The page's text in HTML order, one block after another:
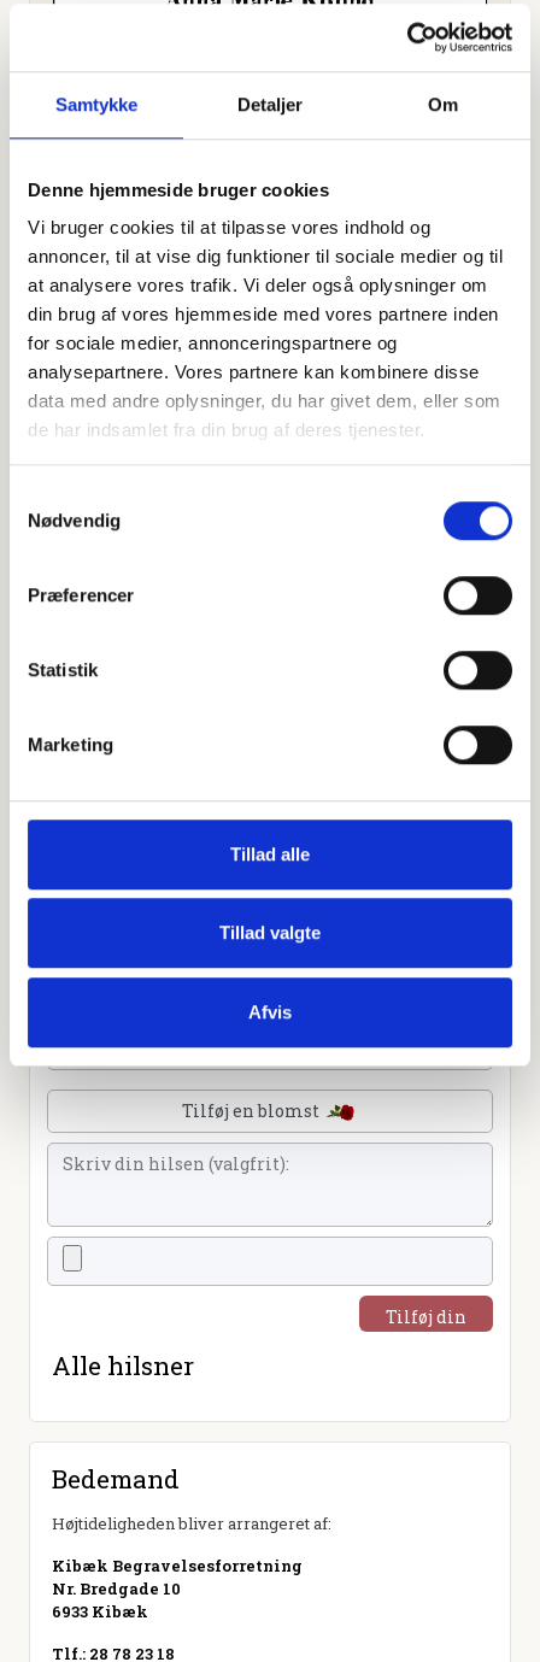
Samtykke Detaljer Om
Denne hjemmeside bruger cookies
Vi bruger cookies til at tilpasse vores indhold og
annoncer, til at vise dig funktioner til sociale medier og til
at analysere vores trafik. Vi deler også oplysninger om
din brug af vores hjemmeside med vores partnere inden
for sociale medier, annonceringspartnere og
analysepartnere. Vores partnere kan kombinere disse
data med andre oplysninger, du har givet dem, eller som
de har indsamlet fra din brug af deres tjenester.
Nødvendig
Præferencer
Statistik
Marketing
Tillad alle
Tillad valgte
Afvis
Offentligtgjort i Herning Folkeblad d. 24. marts 2023
Højtideligheden
Torsdag
d. 30. marts 2023 kl. 13.00
Assing Kirke
−
Personlig hilsen
Du kan tænde et lys, skrive et mindeord,
dele billeder og video eller blot sende et hjerte eller en
Tænd et lys
Tilføj et hjerte
Tilføj en blomst
Tilføj din
Alle hilsner
Bedemand
Højtideligheden bliver arrangeret af:
Kibæk Begravelsesforretning
Nr. Bredgade 10
6933 Kibæk
Tlf.: 28 78 23 18